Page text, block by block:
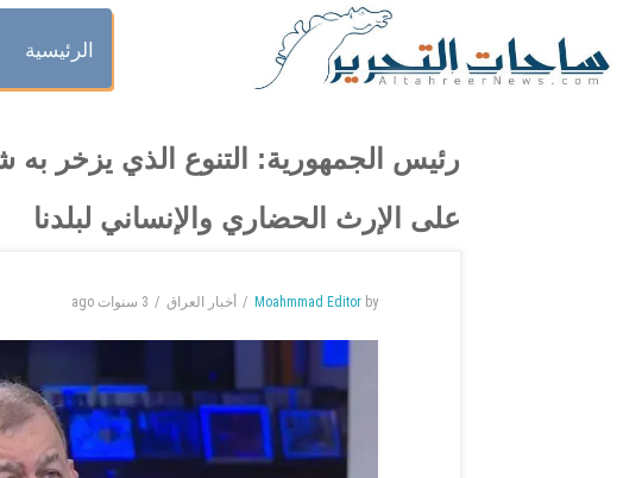
الرئيسية
رئيس الجمهورية: التنوع الذي يزخر
على الإرث الحضاري والإنساني لبلدنا
by
Moahmmad Editor أخبار العراق 3 سنوات ago